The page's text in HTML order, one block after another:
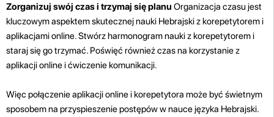
Zorganizuj swój czas i trzymaj się planu Organizacja czasu jest
kluczowym aspektem skutecznej nauki Hebrajski z korepetytorem i
aplikacjami online. Stwórz harmonogram nauki z korepetytorem i
staraj się go trzymać. Poświęć również czas na korzystanie z
aplikacji online i ćwiczenie komunikacji.
Więc połączenie aplikacji online i korepetytora może być świetnym
sposobem na przyspieszenie postępów w nauce języka Hebrajski.